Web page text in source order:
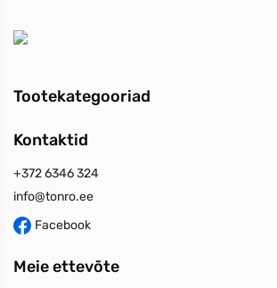
Tootekategooriad
Kontaktid
+372 6346 324
info@tonro.ee
Facebook
Meie ettevõte